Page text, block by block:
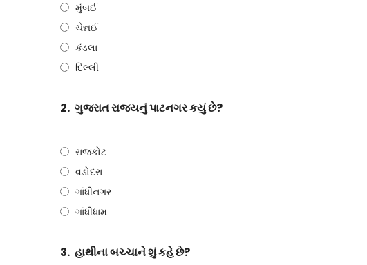
મુંબઈ
ચેન્નઈ
કંડલા
દિલ્લી
2. ગુજરાત રાજયનું પાટનગર કયું છે?
રાજકોટ
વડોદરા
ગાંધીનગર
ગાંધીધામ
3. હાથીના બચ્ચાને શું કહે છે?